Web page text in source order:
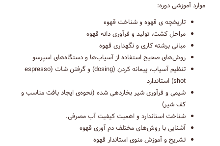
موارد آموزشی دوره:
تاریخچه ی قهوه و شناخت قهوه
مراحل کشت، تولید و فرآوری دانه قهوه
مبانی برشته کاری و نگهداری قهو‌ه
روش‌های صحیح استفاده از آسیاب‌ها و دستگاه‌های اسپرسو
تنظیم آسیاب، پیمانه کردن (dosing) و گرفتن شات (espresso
shot) استاندارد
شیمی و فرآوری شیر بخاردهی شده (نحوه‌ی ایجاد بافت مناسب و
کف شیر)
شناخت استاندارد و اهمیت کیفیت آب مصرفی.
آشنایی با روش‌های مختلف دم آوری قهوه
تشریح و آموزش منوی استاندار قهوه